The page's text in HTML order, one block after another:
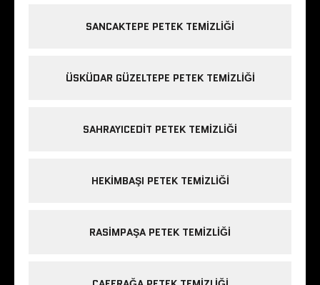
SANCAKTEPE PETEK TEMIZLIĞI
ÜSKÜDAR GÜZELTEPE PETEK TEMIZLIĞI
SAHRAYICEDIT PETEK TEMIZLIĞI
HEKIMBAŞI PETEK TEMIZLIĞI
RASIMPAŞA PETEK TEMIZLIĞI